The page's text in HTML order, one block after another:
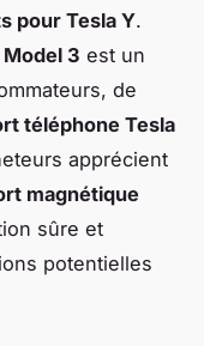
pour Tesla Y.
3 est un
de
téléphone Tesla
apprécient
magnétique
sûre et
potentielles